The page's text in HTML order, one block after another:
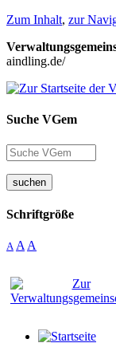
Zum Inhalt, zur
aindling.de/
Suche VGem
suchen
Schriftgröße
A A A